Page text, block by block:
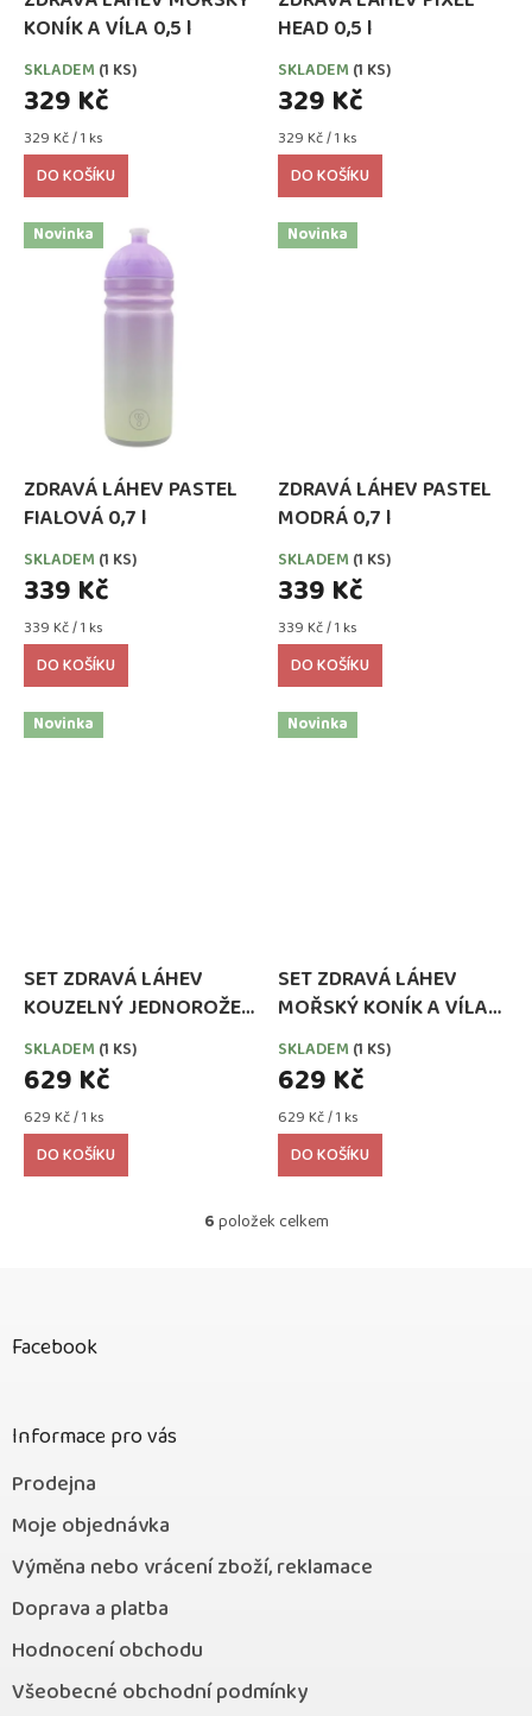
KONÍK A VÍLA 0,5 l
SKLADEM (1 KS)
329 Kč
Měrná
cena:
329 Kč / 1 ks
DO KOŠÍKU
HEAD 0,5 l
SKLADEM (1 KS)
329 Kč
Měrná
cena:
329 Kč / 1 ks
DO KOŠÍKU
Novinka
ZDRAVÁ LÁHEV PASTEL
FIALOVÁ 0,7 l
SKLADEM (1 KS)
339 Kč
Měrná
cena:
339 Kč / 1 ks
DO KOŠÍKU
Novinka
ZDRAVÁ LÁHEV PASTEL
MODRÁ 0,7 l
SKLADEM (1 KS)
339 Kč
Měrná
cena:
339 Kč / 1 ks
DO KOŠÍKU
Novinka
SET ZDRAVÁ LÁHEV
KOUZELNÝ JEDNOROŽEC
0,5 l + ZDRAVÁ SVÁČA
900 ml
SKLADEM (1 KS)
629 Kč
Měrná
cena:
629 Kč / 1 ks
DO KOŠÍKU
Novinka
SET ZDRAVÁ LÁHEV
MOŘSKÝ KONÍK A VÍLA
0,5 l + ZDRAVÁ SVÁČA
900 ml
SKLADEM (1 KS)
629 Kč
Měrná
cena:
629 Kč / 1 ks
DO KOŠÍKU
O
p
6položek celkem
Facebook
Informace pro vás
Prodejna
Moje objednávka
Výměna nebo vrácení zboží, reklamace
Doprava a platba
Hodnocení obchodu
Všeobecné obchodní podmínky